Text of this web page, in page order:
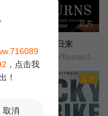
/
正片
阿喀琉斯归来
7.0 George/Tounas/Jannis/Sky/
正片
，点击我
！
取消